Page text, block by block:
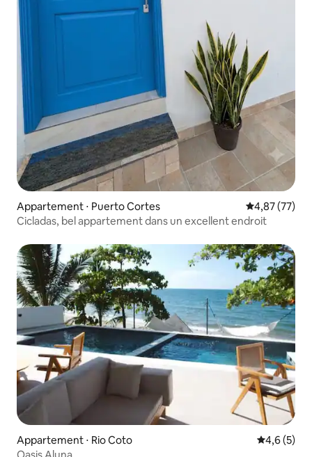
Appartement ⋅ Puerto Cortes Évaluation
4,87 (77)
Cicladas, bel appartement dans un excellent endroit
Appartement ⋅ Rio Coto Évaluation
4,6 (5)